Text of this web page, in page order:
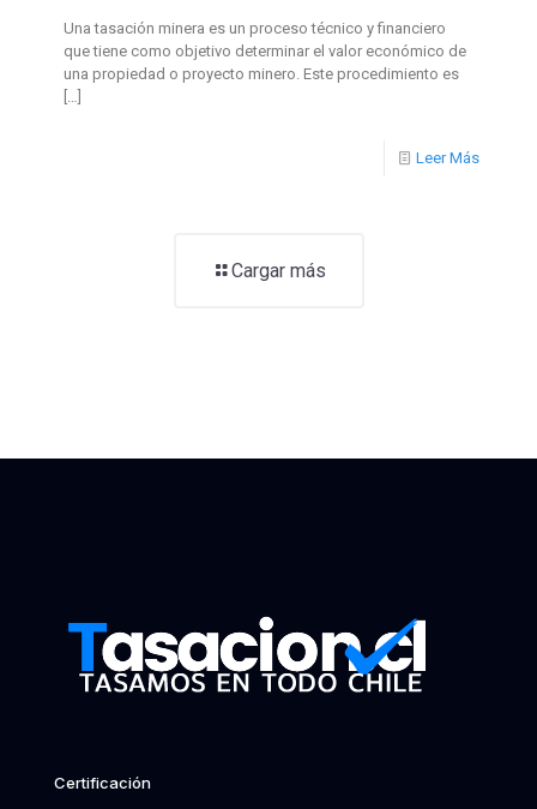
Una tasación minera es un proceso técnico y financiero
que tiene como objetivo determinar el valor económico de
una propiedad o proyecto minero. Este procedimiento es
[…]
Leer Más
Cargar más
Certificación